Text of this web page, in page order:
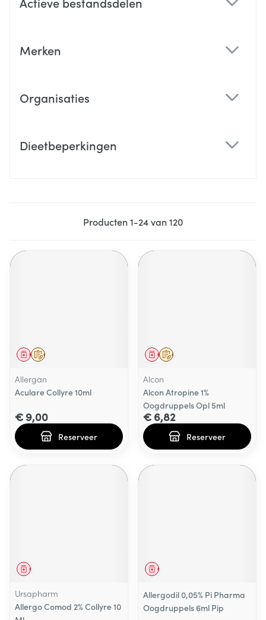
Merken
Organisaties
Dieetbeperkingen
Producten1-24van120
Op voorschrift
Geneesmiddel
Allergan
Aculare Collyre 10ml
€ 9,00
Reserveer
Op voorschrift
Geneesmiddel
Alcon
Alcon Atropine 1%
Oogdruppels Opl 5ml
€ 6,82
Reserveer
Geneesmiddel
Ursapharm
Allergo Comod 2% Collyre 10
Geneesmiddel
Allergodil 0,05% Pi Pharma
Oogdruppels 6ml Pip